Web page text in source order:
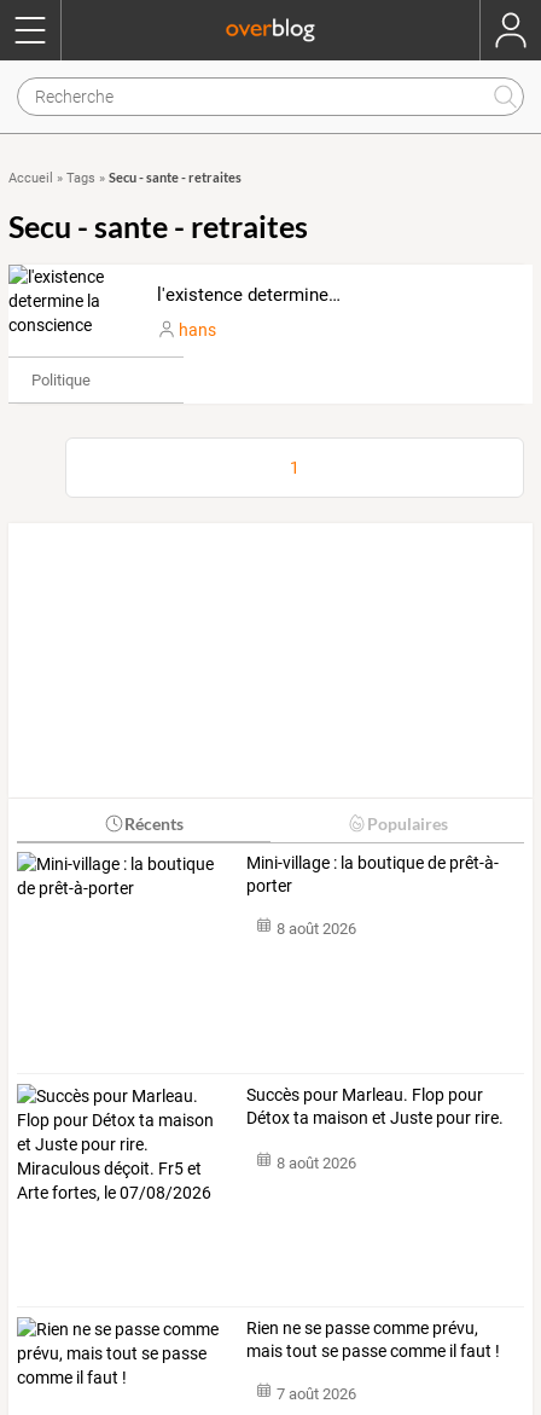
Accueil » Tags » Secu - sante - retraites
Secu - sante - retraites
l'existence determine la conscience
hans
Politique
1
Récents Populaires
Mini-village : la boutique de prêt-à-
porter
8 août 2026
Succès pour Marleau. Flop pour
Détoxta maison et Juste pour rire.
8 août 2026
Rien ne se passe comme prévu,
mais tout se passe comme il faut !
7 août 2026